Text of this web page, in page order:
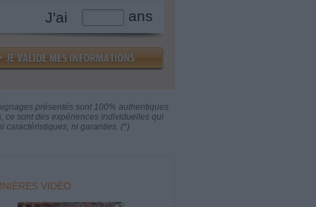
J'ai ans
présentés sont 100% authentiques.
ce sont des expériences individuelles qui
caractéristiques, ni garanties. (*)
VIDÉO